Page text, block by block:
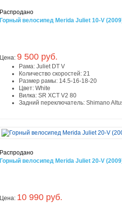
Распродано
Горный велосипед Merida Juliet 10-V
Цена: 9 500 руб.
Рама: Juliet DT V
Количество скоростей: 21
Размер рамы: 14.5-16-18-20
Цвет: White
Вилка: SR XCT V2 80
Задний переключатель: Shimano
Распродано
Горный велосипед Merida Juliet 20-V
Цена: 10 990 руб.